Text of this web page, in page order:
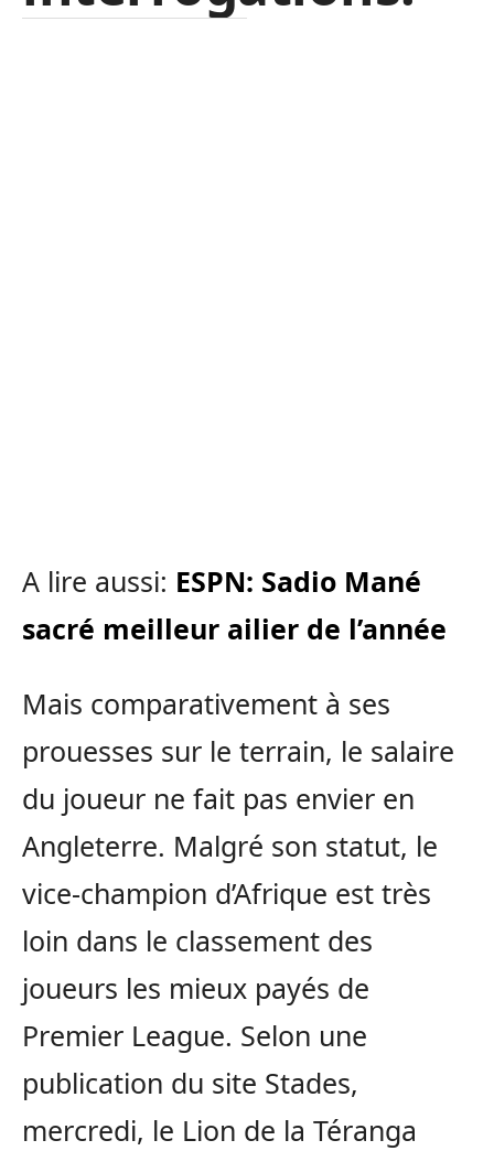
A lire aussi: ESPN: Sadio Mané
sacré meilleur ailier de l’année
Mais comparativement à ses
prouesses sur le terrain, le salaire
du joueur ne fait pas envier en
Angleterre. Malgré son statut, le
vice-champion d’Afrique est très
loin dans le classement des
joueurs les mieux payés de
Premier League. Selon une
publication du site Stades,
mercredi, le Lion de la Téranga